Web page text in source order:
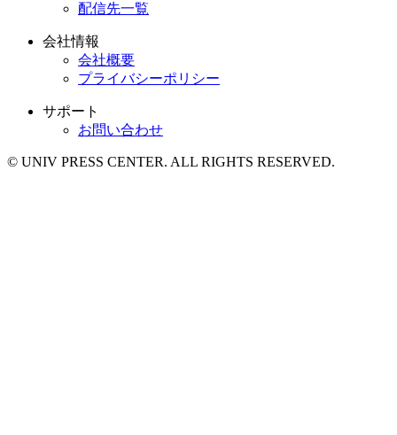
配信先一覧
会社情報
会社概要
プライバシーポリシー
サポート
お問い合わせ
© UNIV PRESS CENTER. ALL RIGHTS RESERVED.